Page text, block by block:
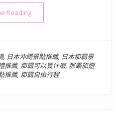
Reading“日本旅遊》那霸自由行 | 波
, 日本沖繩景點推薦, 日本那霸景
推薦, 那霸可以買什麼, 那霸旅遊
推薦, 那霸自由行程